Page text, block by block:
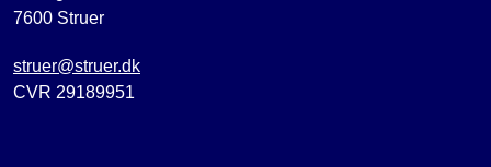
7600 Struer
struer@struer.dk
CVR 29189951